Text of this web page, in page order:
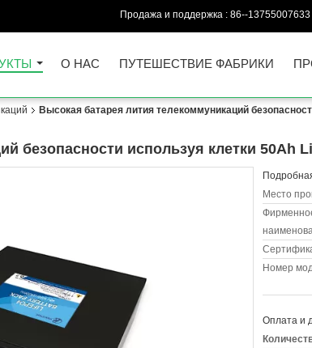
Продажа и поддержка : 86--13755007633
О НАС ПУТЕШЕСТВИЕ ФАБРИКИ
Высокая батарея лития телекоммуникаций
безопасности используя клетки 50Ah
Место
Номер
Оплата и